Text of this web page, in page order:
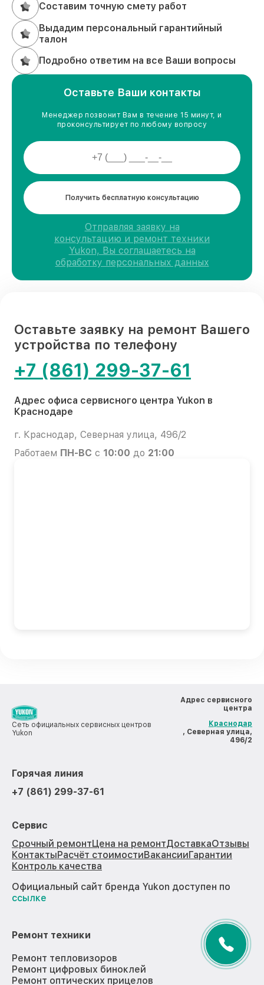
Составим точную смету работ
Выдадим персональный гарантийный
талон
Подробно ответим на все Ваши вопросы
Оставьте Ваши контакты
Менеджер позвонит Вам в течение 15 минут, и
проконсультирует по любому вопросу
Получить бесплатную консультацию
Отправляя заявку на
консультацию и ремонт техники
Yukon, Вы соглашаетесь на
обработку персональных данных
Оставьте заявку на ремонт Вашего
устройства по телефону
+7 (861) 299-37-61
Адрес офиса сервисного центра Yukon в
Краснодаре
г. Краснодар, Северная улица, 496/2
Работаем ПН-ВС с 10:00 до 21:00
Сеть официальных сервисных центров
Yukon
Адрес сервисного
центра
Краснодар
, Северная улица,
496/2
Горячая линия
+7 (861) 299-37-61
Сервис
Срочный ремонтЦена на ремонтДоставкаОтзывы
КонтактыРасчёт стоимостиВакансииГарантии
Контроль качества
Официальный сайт бренда Yukon доступен по
ссылке
Ремонт техники
Ремонт тепловизоров
Ремонт цифровых биноклей
Ремонт оптических прицелов